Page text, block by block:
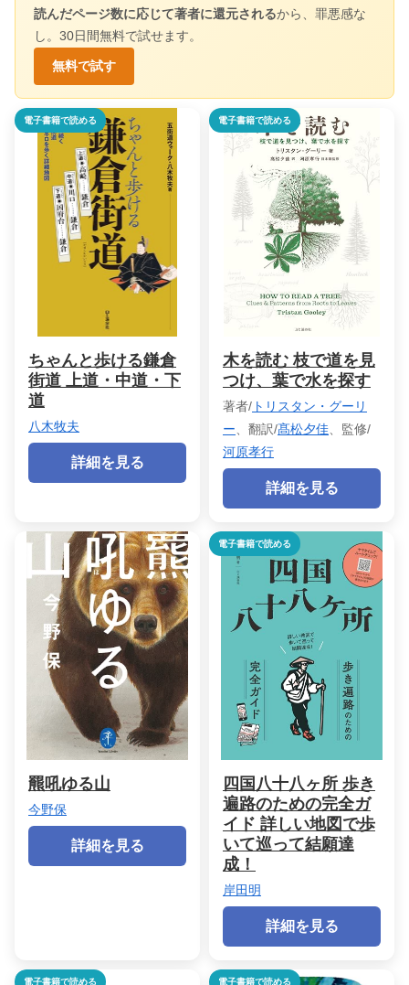
読んだページ数に応じて著者に還元されるから、罪悪感な
し。30日間無料で試せます。
無料で試す
電子書籍で読める
ちゃんと歩ける鎌倉
街道 上道・中道・下
道
八木牧夫
詳細を見る
電子書籍で読める
木を読む 枝で道を見
つけ、葉で水を探す
著者/ トリスタン・グーリ
ー 、翻訳/髙松夕佳 、監修/
河原孝行
詳細を見る
羆吼ゆる山
今野保
詳細を見る
電子書籍で読める
四国八十八ヶ所 歩き
遍路のための完全ガ
イド 詳しい地図で歩
いて巡って結願達
成！
岸田明
詳細を見る
電子書籍で読める 電子書籍で読める